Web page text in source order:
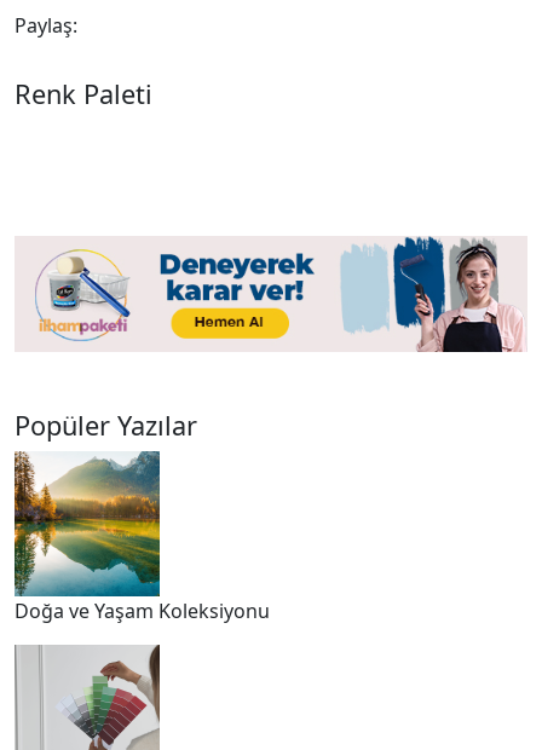
Paylaş:
Renk Paleti
Popüler Yazılar
Doğa ve Yaşam Koleksiyonu